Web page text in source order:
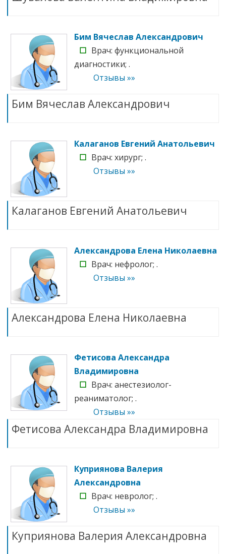
Бим Вячеслав Александрович
☐ Врач: функциональной
диагностики; .
Отзывы »»
Бим Вячеслав Александрович
Калаганов Евгений Анатольевич
☐ Врач: хирург; .
Отзывы »»
Калаганов Евгений Анатольевич
Александрова Елена Николаевна
☐ Врач: нефролог; .
Отзывы »»
Александрова Елена Николаевна
Фетисова Александра
Владимировна
☐ Врач: анестезиолог-
реаниматолог; .
Отзывы »»
Фетисова Александра Владимировна
Куприянова Валерия
Александровна
☐ Врач: невролог; .
Отзывы »»
Куприянова Валерия Александровна